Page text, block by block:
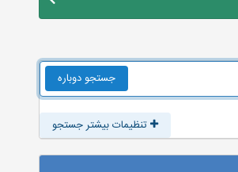
جستجو دوباره
تنظیمات بیشتر جستجو